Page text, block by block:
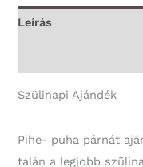
18.
Leírás
Szülinapi Ajándék
Pihe- puha párnát
talán a legjobb